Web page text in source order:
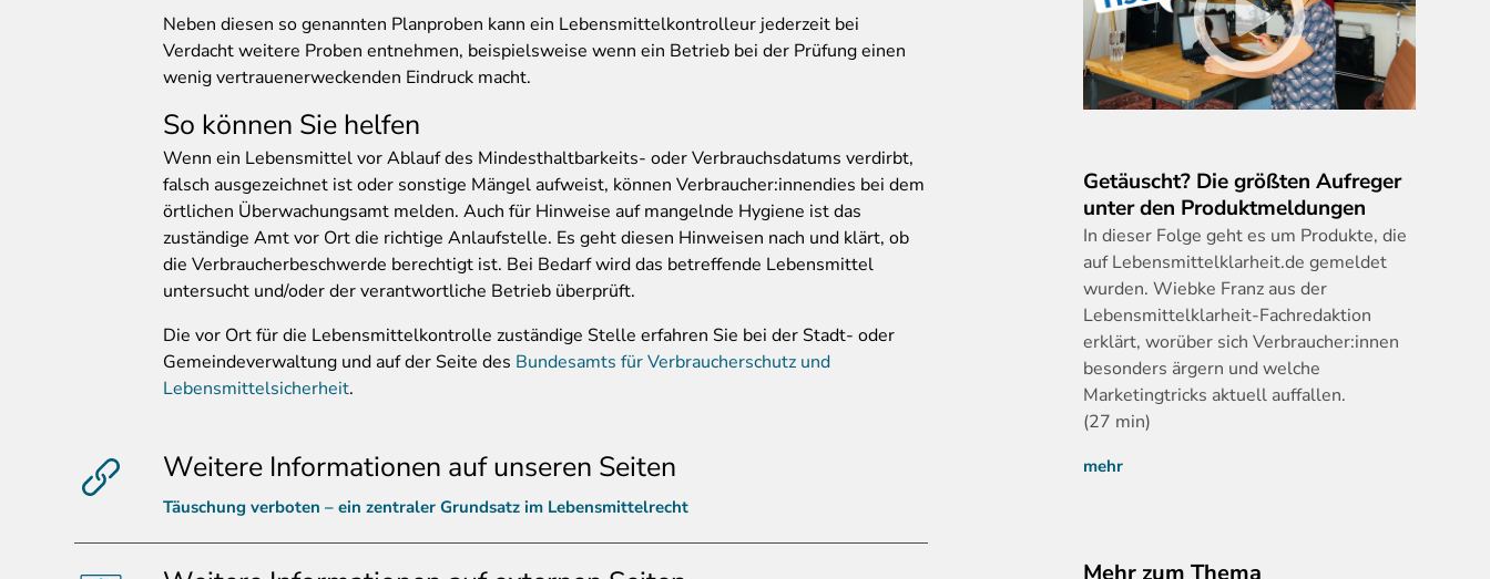
Neben diesen so genannten Planproben kann ein Lebensmittelkontrolleur jederzeit bei
Verdacht weitere Proben entnehmen, beispielsweise wenn ein Betrieb bei der Prüfung einen
wenig vertrauenerweckenden Eindruck macht.
So können Sie helfen
Wenn ein Lebensmittel vor Ablauf des Mindesthaltbarkeits- oder Verbrauchsdatums verdirbt,
falsch ausgezeichnet ist oder sonstige Mängel aufweist, können Verbraucher:innendies bei dem
örtlichen Überwachungsamt melden. Auch für Hinweise auf mangelnde Hygiene ist das
zuständige Amt vor Ort die richtige Anlaufstelle. Es geht diesen Hinweisen nach und klärt, ob
die Verbraucherbeschwerde berechtigt ist. Bei Bedarf wird das betreffende Lebensmittel
untersucht und/oder der verantwortliche Betrieb überprüft.
Die vor Ort für die Lebensmittelkontrolle zuständige Stelle erfahren Sie bei der Stadt- oder
Gemeindeverwaltung und auf der Seite des Bundesamts für Verbraucherschutz und
Lebensmittelsicherheit.
Weitere Informationen auf unseren Seiten
Täuschung verboten – ein zentraler Grundsatz im Lebensmittelrecht
Getäuscht? Die größten Aufreger
unter den Produktmeldungen
In dieser Folge geht es um Produkte, die
auf Lebensmittelklarheit.de gemeldet
wurden. Wiebke Franz aus der
Lebensmittelklarheit-Fachredaktion
erklärt, worüber sich Verbraucher:innen
besonders ärgern und welche
Marketingtricks aktuell auffallen.
(27 min)
mehr
Mehr zum Thema